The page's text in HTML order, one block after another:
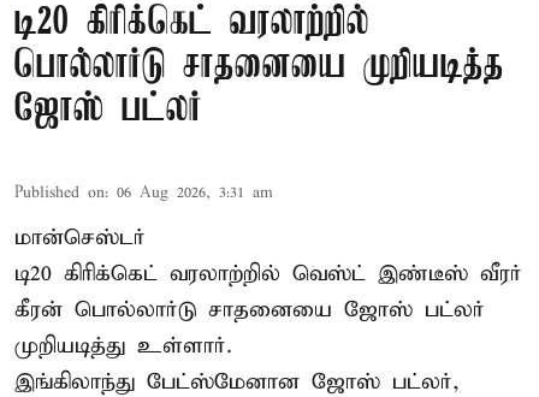
டி20 கிரிக்கெட் வரலாற்றில்
பொல்லார்டு சாதனையை முறியடித்த
ஜோஸ் பட்லர்
Published on: 06 Aug 2026, 3:31 am
மான்செஸ்டர்
டி20 கிரிக்கெட் வரலாற்றில் வெஸ்ட் இண்டீஸ் வீரர்
கீரன் பொல்லார்டு சாதனையை ஜோஸ் பட்லர்
முறியடித்து உள்ளார்.
இங்கிலாந்து பேட்ஸ்மேனான ஜோஸ் பட்லர்,